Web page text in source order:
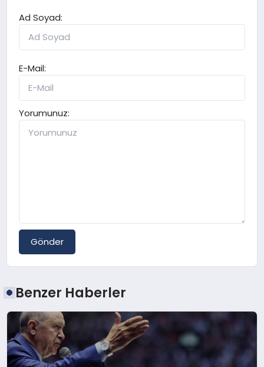
Ad Soyad:
E-Mail:
Yorumunuz:
Gönder
Benzer Haberler